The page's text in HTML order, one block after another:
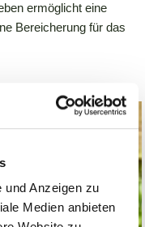
und Anzeigen zu
Medien anbieten
ermöglicht eine
Bereicherung für das